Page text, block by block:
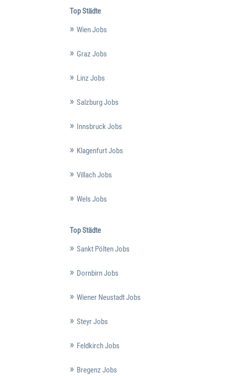
Top Städte
Wien Jobs
Graz Jobs
Linz Jobs
Salzburg Jobs
Innsbruck Jobs
Klagenfurt Jobs
Villach Jobs
Wels Jobs
Top Städte
Sankt Pölten Jobs
Dornbirn Jobs
Wiener Neustadt Jobs
Steyr Jobs
Feldkirch Jobs
Bregenz Jobs